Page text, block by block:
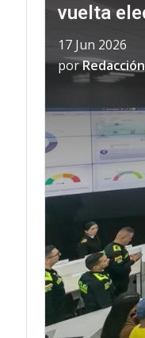
vuelta
17 Jun 2026
por